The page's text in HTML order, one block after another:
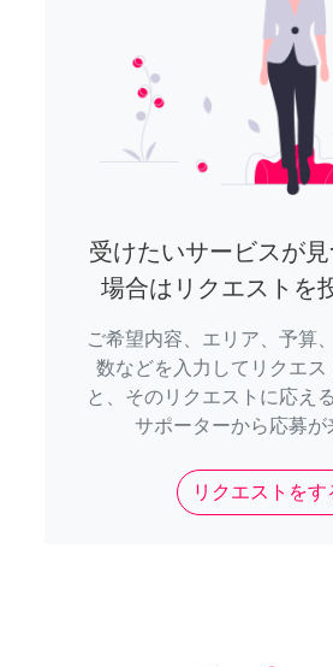
受けたいサービスが
場合はリクエストを
ご希望内容、エリア、予算
数などを入力してリクエス
と、そのリクエストに応え
サポーターから応募が
リクエストをす